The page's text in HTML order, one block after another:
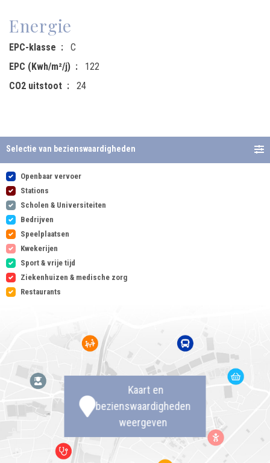
Energie
EPC-klasse
C
EPC (Kwh/m²/j)
122
CO2 uitstoot
24
Selectie van bezienswaardigheden
Openbaar vervoer
Stations
Scholen & Universiteiten
Bedrijven
Speelplaatsen
Kwekerijen
Sport & vrije tijd
Ziekenhuizen & medische zorg
Restaurants
Kaart en
bezienswaardigheden
weergeven